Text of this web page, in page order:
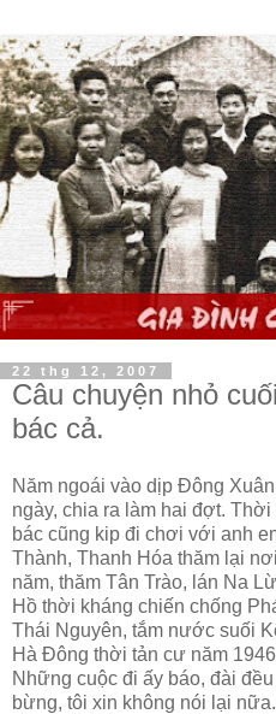
22 thg 12, 2007
Câu chuyện nhỏ
bác cả.
Năm ngoái vào dịp Đông
ngày, chia ra làm hai đợt.
bác cũng kip đi chơi với anh
Thành, Thanh Hóa thăm lại
năm, thăm Tân Trào, lán Na
Hồ thời kháng chiến chống
Thái Nguyên, tắm nước suối
Hà Đông thời tản cư năm
Những cuộc đi ấy báo, đài
bừng, tôi xin không nói lại